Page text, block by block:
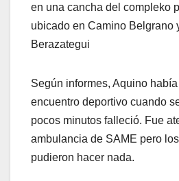
en una cancha del compleko
ubicado en Camino Belgrano
Berazategui
Según informes, Aquino
encuentro deportivo cuando
pocos minutos falleció. Fue
ambulancia de SAME pero
pudieron hacer nada.